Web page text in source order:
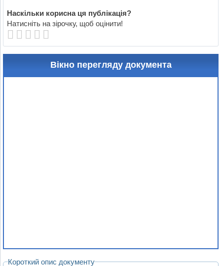
Наскільки корисна ця публікація?
Натисніть на зірочку, щоб оцінити!
Вікно перегляду документа
Короткий опис документу